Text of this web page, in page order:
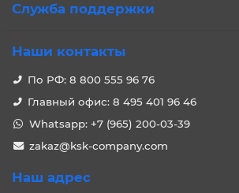
Служба поддержки
Наши контакты
По РФ: 8 800 555 96 76
Главный офис: 8 495 401 96 46
Whatsapp: +7 (965) 200-03-39
zakaz@ksk-company.com
Наш адрес